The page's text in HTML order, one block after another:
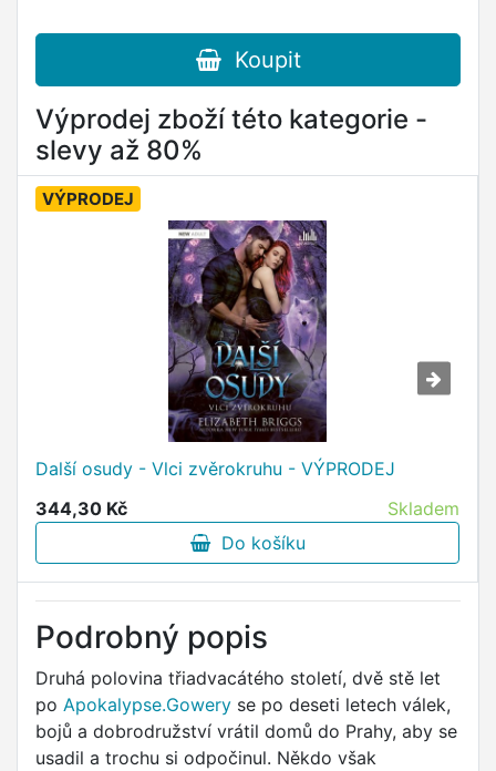
Koupit
Výprodej zboží této kategorie -
slevy až 80%
VÝPRODEJ
Další osudy - Vlci zvěrokruhu - VÝPRODEJ
344,30 Kč
Skladem
Do košíku
Podrobný popis
Druhá polovina třiadvacátého století, dvě stě let
po Apokalypse.Gowery se po deseti letech válek,
bojů a dobrodružství vrátil domů do Prahy, aby se
usadil a trochu si odpočinul. Někdo však